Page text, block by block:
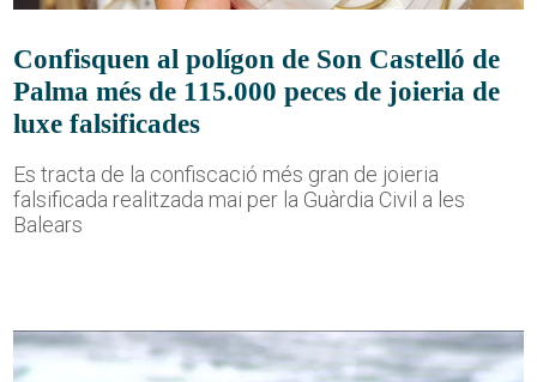
Confisquen al polígon de Son Castelló de
Palma més de 115.000 peces de joieria de
luxe falsificades
Es tracta de la confiscació més gran de joieria
falsificada realitzada mai per la Guàrdia Civil a les
Balears